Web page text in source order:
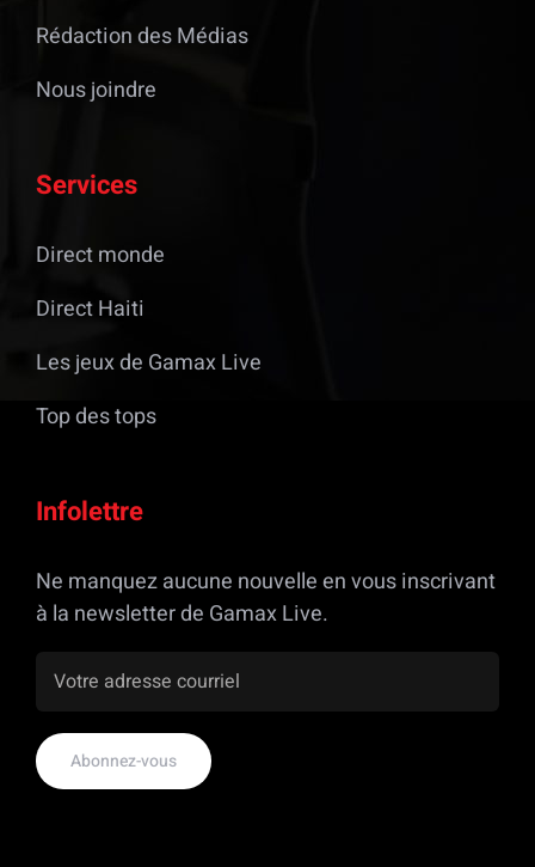
Rédaction des Médias
Nous joindre
Services
Direct monde
Direct Haiti
Les jeux de Gamax Live
Top des tops
Infolettre
Ne manquez aucune nouvelle en vous inscrivant
à la newsletter de Gamax Live.